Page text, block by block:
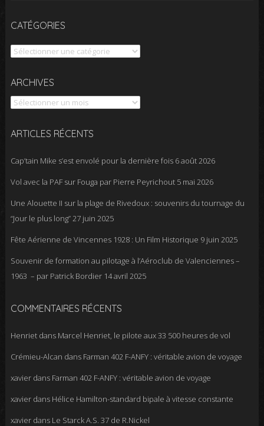
CATÉGORIES
Catégories
ARCHIVES
Archives
ARTICLES RÉCENTS
Cap’tain Mike s’est envolé pour la dernière fois 6 août 2026
Vol avec la PAF sur Fouga par Pierre Peyrichout 5 mai 2026
Une Alouette II sur la plage de Rivedoux : souvenirs du tournage du
“Jour le plus long”27 juin 2025
Fête Aérienne de Vincennes 1928 : Un Film Historique 9 juin 2025
Souvenir de formation au pilotage à l’Aéroclub de Valenciennes –
1963 – par Patrick Bordier 14 avril 2025
COMMENTAIRES RÉCENTS
Henrietdans Marcel Henriet, le pilote aux 33 500 heures de vol
Crémieu-Alcan dans Farman 402 F-ANFY : véritable avion de voyage
xavierdans Farman 402 F-ANFY : véritable avion de voyage
xavierdans Hélice Hamilton-standard bipale à vitesse constante
xavierdans Le Starck A.S. 37 de R.Nickel